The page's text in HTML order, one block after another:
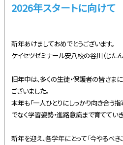
2026年スタートに向けて
新年あけましておめでとうございます。
ケイセツゼミナール安八校の谷川（じたん
旧年中は、多くの生徒・保護者の皆さま
ございました。
本年も「一人ひとりにしっかり向き合う
でなく学習姿勢・進路意識まで育ててい
新年を迎え、各学年にとって「今やるべ